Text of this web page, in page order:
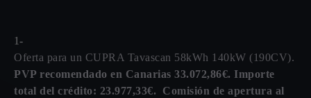
1-
Oferta para un CUPRA Tavascan 58kWh 140kW (190CV).
PVP recomendado en Canarias 33.072,86€. Importe
total del crédito: 23.977,33€. Comisión de apertura al